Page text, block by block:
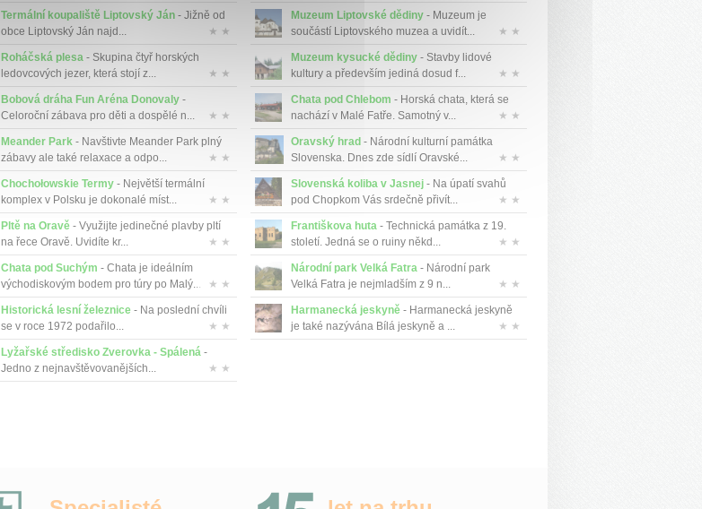
Termální koupaliště Liptovský Ján- Jižně od
obce Liptovský Ján najd...
★ ★
Roháčská plesa- Skupina čtyř horských
ledovcových jezer, která stojí z...
★ ★
Bobová dráha Fun Aréna Donovaly-
Celoroční zábava pro děti a dospělé n...
★ ★
Meander Park- Navštivte Meander Park plný
zábavy ale také relaxace a odpo...
★ ★
Chochołowskie Termy- Největší termální
komplex v Polsku je dokonalé míst...
★ ★
Pltě na Oravě- Využijte jedinečné plavby pltí
na řece Oravě. Uvidíte kr...
★ ★
Chata pod Suchým - Chata je ideálním
východiskovým bodem pro túry po Malý...
★ ★
Historická lesní železnice- Na poslední chvíli
se v roce 1972 podařilo...
★ ★
Lyžařské středisko Zverovka - Spálená-
Jedno z nejnavštěvovanějších...
★ ★
Muzeum Liptovské dědiny- Muzeum je
součástí Liptovského muzea a uvidít...
★ ★
Muzeum kysucké dědiny- Stavby lidové
kultury a především jediná dosud f...
★ ★
Chata pod Chlebom - Horská chata, která se
nachází v Malé Fatře. Samotný v...
★ ★
Oravský hrad - Národní kulturní památka
Slovenska. Dnes zde sídlí Oravské...
★ ★
Slovenská koliba v Jasnej- Na úpatí svahů
pod Chopkom Vás srdečně přivít...
★ ★
Františkova huta- Technická památka z 19.
století. Jedná se o ruiny někd...
★ ★
Národní park Velká Fatra- Národní park
Velká Fatra je nejmladším z 9 n...
★ ★
Harmanecká jeskyně- Harmanecká jeskyně
je také nazývána Bílá jeskyně a ...
★ ★